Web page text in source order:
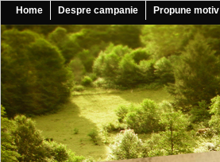
Home Despre campanie Propune motiv